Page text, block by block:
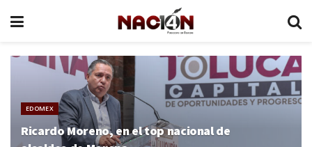
EDOMEX
Ricardo Moreno, en el top nacional de